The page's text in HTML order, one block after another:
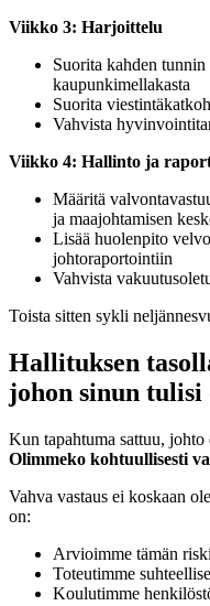
Viikko 3: Harjoittelu
Suorita kahden
kaupunkimellakasta
Suorita
Vahvista
Viikko 4: Hallinto ja
Määritä
ja maajohtamisen
Lisää huolenpito
johtoraportointiin
Vahvista
Toista sitten sykli
Hallituksen
johon sinun
Kun tapahtuma sattuu,
Olimmeko kohtuullisesti
Vahva vastaus ei koskaan
on:
Arvioimme tämän
Toteutimme
Koulutimme